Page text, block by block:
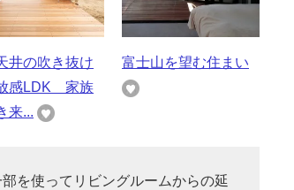
井の吹き抜け
感LDK 家族
来...
富士山を望む住まい
を使ってリビングルームからの延